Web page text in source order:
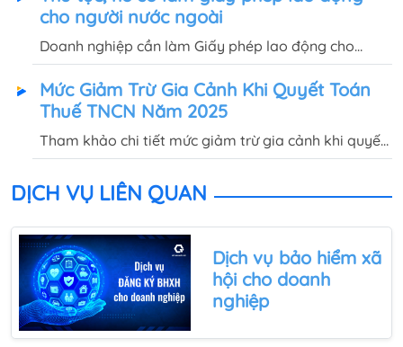
viết này.
cho người nước ngoài
Doanh nghiệp cần làm Giấy phép lao động cho
người nước ngoài nhưng chưa rõ hồ sơ, thủ tục, chi
phí như thế nào? Quốc Việt sẽ tư vấn chi tiết tại bài
viết này
Mức Giảm Trừ Gia Cảnh Khi Quyết Toán
Thuế TNCN Năm 2025
Tham khảo chi tiết mức giảm trừ gia cảnh khi quyết
toán thuế thu nhập cá nhân năm 2025 và quy định
về người phụ thuộc giảm trừ gia cảnh trong bài viết
này.
DỊCH VỤ LIÊN QUAN
Dịch vụ bảo hiểm xã
hội cho doanh
nghiệp